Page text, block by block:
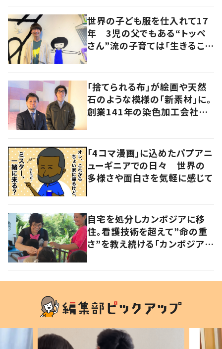
世界の子ども服を仕入れて17
年 3児の父でもある“トッペ
さん”流の子育ては「生きること
「捨てられる布」が絵画や天然
石のような模様の「新素材」に。
創業141年の染色加工会社が
「4コマ漫画」に込めたパプアニ
ューギニアでの日々 世界の
多様さや面白さを気軽に感じて
自宅を処分しカンボジアに移
住。看護技術を超えて”命の重
さ”を教え続ける「カンボジアを